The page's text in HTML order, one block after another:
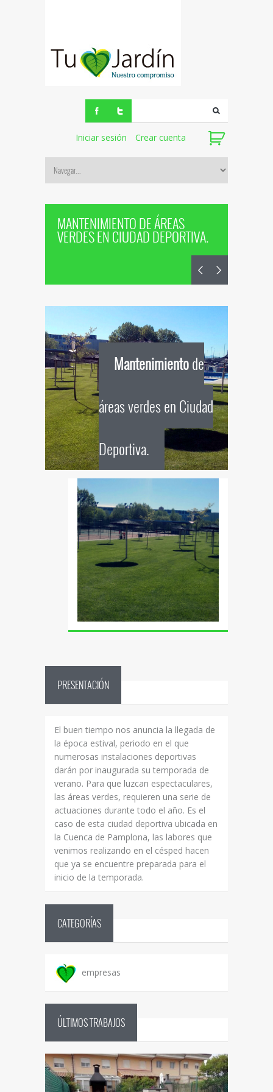
Iniciar sesión Crear cuenta
MANTENIMIENTO DE ÁREAS
VERDES EN CIUDAD DEPORTIVA.
Mantenimientode
áreas verdes en Ciudad
Deportiva.
PRESENTACIÓN
El buen tiempo nos anuncia la llegada de
la época estival, periodo en el que
numerosas instalaciones deportivas
darán por inaugurada su temporada de
verano. Para que luzcan espectaculares,
las áreas verdes, requieren una serie de
actuaciones durante todo el año. Es el
caso de esta ciudad deportiva ubicada en
la Cuenca de Pamplona, las labores que
venimos realizando en el césped hacen
que ya se encuentre preparada para el
inicio de la temporada.
CATEGORÍAS
empresas
ÚLTIMOS TRABAJOS